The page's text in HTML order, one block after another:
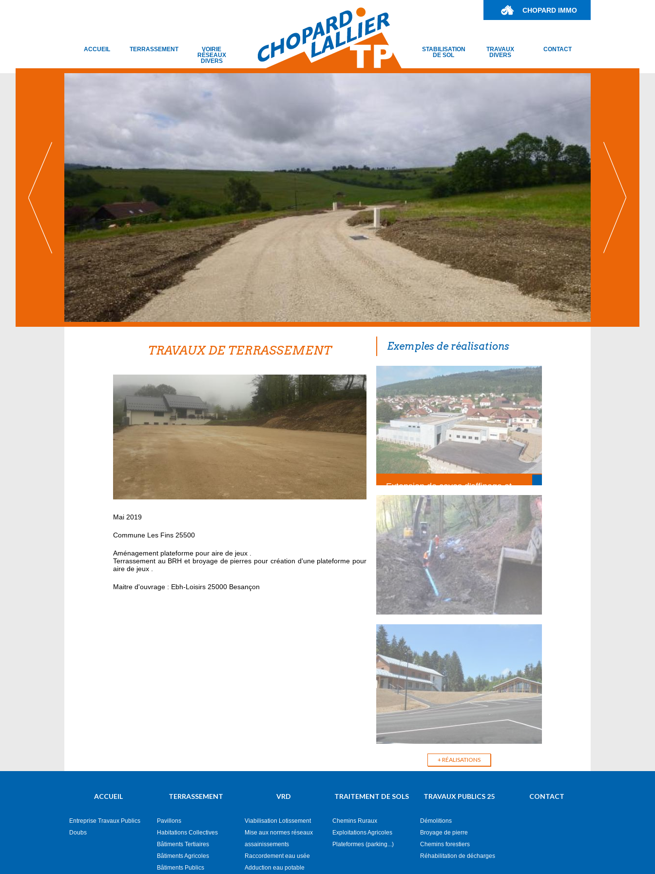
CHOPARD IMMO
ACCUEIL TERRASSEMENT
VOIRIE
RÉSEAUX
DIVERS
STABILISATION
DE SOL
TRAVAUX
DIVERS
CONTACT
TRAVAUX DE TERRASSEMENT
Mai 2019
Commune Les Fins 25500
Aménagement plateforme pour aire de jeux .
Terrassement au BRH et broyage de pierres pour création d'une plateforme pour
aire de jeux .
Maitre d'ouvrage : Ebh-Loisirs 25000 Besançon
Exemples de réalisations
Extension de caves d'affinage et
création magasin Fruitière les
suchaux LES FINS
(Terrassement)
Réhabilitation réseau d'eau en terrain
pentu
(Voirie réseaux divers)
Terrassement VRD d'une Salle et
d'un Gîte de Groupe
+ RÉALISATIONS
ACCUEIL
Entreprise Travaux Publics
Doubs
TERRASSEMENT
Pavillons
Habitations Collectives
Bâtiments Tertiaires
Bâtiments Agricoles
Bâtiments Publics
VRD
Viabilisation Lotissement
Mise aux normes réseaux
assainissements
Raccordement eau usée
Adduction eau potable
TRAITEMENT DE SOLS
Chemins Ruraux
Exploitations Agricoles
Plateformes (parking...)
TRAVAUX PUBLICS 25
Démolitions
Broyage de pierre
Chemins forestiers
Réhabilitation de décharges
CONTACT